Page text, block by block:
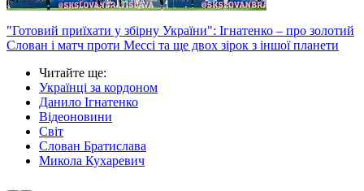
"Готовий приїхати у збірну України": Ігнатенко – про золотий
Слован і матч проти Мессі та ще двох зірок з іншої планети
Читайте ще:
Українці за кордоном
Данило Ігнатенко
Відеоновини
Світ
Слован Братислава
Микола Кухаревич